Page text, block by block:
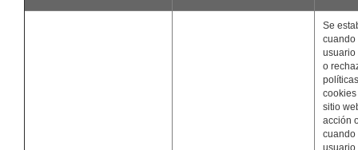
Se
cuando
usuario
o
sitio
acción
cuando
usuario